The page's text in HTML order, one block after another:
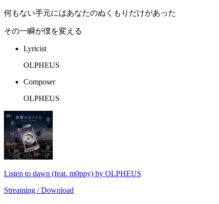
何もない手元にはあなたのぬくもりだけがあった
その一瞬が僕を変える
Lyricist
OLPHEUS
Composer
OLPHEUS
Listen to dawn (feat. m0ppy) by OLPHEUS
Streaming / Download